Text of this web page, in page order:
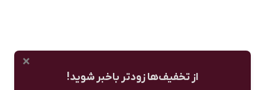
×
از تخفیف‌ها زودتر باخبر شوید!